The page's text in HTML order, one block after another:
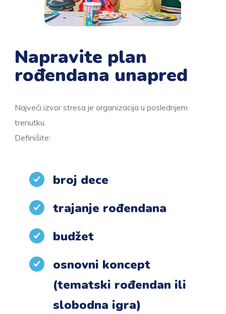
Napravite plan
rođendana unapred
Najveći izvor stresa je organizacija u poslednjem
trenutku.
Definišite:
broj dece
trajanje rođendana
budžet
osnovni koncept
(tematski rođendan ili
slobodna igra)